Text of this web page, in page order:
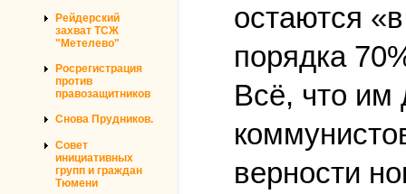
Рейдерский
захват ТСЖ
"Метелево"
Росрегистрация
против
правозащитников
Снова Прудников.
Совет
инициативных
групп и граждан
Тюмени
остаются
порядка
Всё, что им
верности